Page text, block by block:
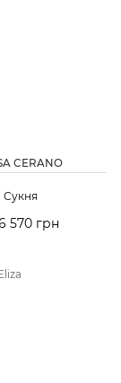
CERANO
Сукня
570 грн